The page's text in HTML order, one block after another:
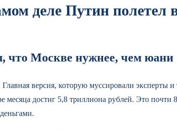
деле Путин полетел
что Москве нужнее, чем юани
версия, которую муссировали эксперты и
достиг 5,8 триллиона рублей. Это почти